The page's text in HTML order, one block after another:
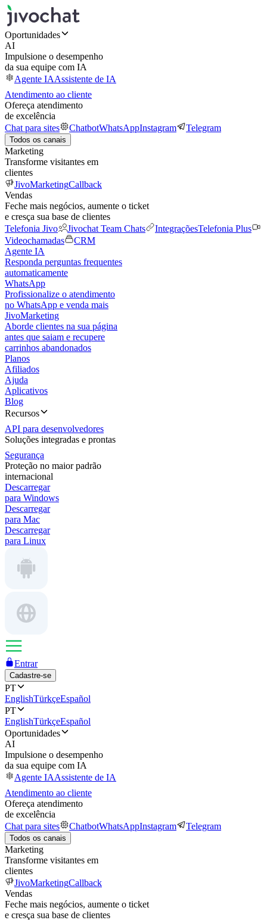
Oportunidades
AI
Impulsione o desempenho
da sua equipe com IA
Agente IAAssistente de IA
Atendimento ao cliente
Ofereça atendimento
de excelência
Chat para sites
ChatbotWhatsAppInstagram Telegram
Todos os canais
Marketing
Transforme visitantes em
clientes
JivoMarketingCallback
Vendas
Feche mais negócios, aumente o ticket
e cresça sua base de clientes
Telefonia Jivo
Jivochat Team Chats IntegraçõesTelefonia Plus
Videochamadas
CRM
Agente IA
Responda perguntas frequentes
automaticamente
WhatsApp
Profissionalize o atendimento
no WhatsApp e venda mais
JivoMarketing
Aborde clientes na sua página
antes que saiam e recupere
carrinhos abandonados
Planos
Afiliados
Ajuda
Aplicativos
Blog
Recursos
API para desenvolvedores
Soluções integradas e prontas
Segurança
Proteção no maior padrão
internacional
Descarregar
para Windows
Descarregar
para Mac
Descarregar
para Linux
Entrar
Cadastre-se
PT
EnglishTürkçeEspañol
PT
EnglishTürkçeEspañol
Oportunidades
AI
Impulsione o desempenho
da sua equipe com IA
Agente IAAssistente de IA
Atendimento ao cliente
Ofereça atendimento
de excelência
Chat para sites
ChatbotWhatsAppInstagram Telegram
Todos os canais
Marketing
Transforme visitantes em
clientes
JivoMarketingCallback
Vendas
Feche mais negócios, aumente o ticket
e cresça sua base de clientes